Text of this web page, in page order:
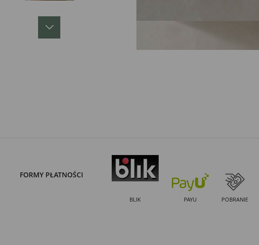
FORMY PŁATNOŚCI
BLIK PAYU POBRANIE